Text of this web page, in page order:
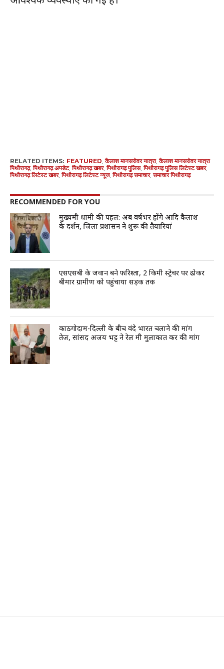
RELATED ITEMS: FEATURED,कैलाश मानसरोवर यात्रा,कैलाश मानसरोवर यात्रा
पिथौरागढ़,पिथौरागढ़ अपडेट,पिथौरागढ़ खबर,पिथौरागढ़ पुलिस,पिथौरागढ़ पुलिस लिटेस्ट खबर,
पिथौरागढ़ लिटेस्ट खबर,पिथौरागढ़ लिटेस्ट न्यूज,पिथौरागढ़ समाचार,समाचार पिथौरागढ़
RECOMMENDED FOR YOU
मुख्यमंत्री धामी की पहल: अब वर्षभर होंगे आदि कैलाश
के दर्शन, जिला प्रशासन ने शुरू की तैयारियां
एसएसबी के जवान बने फरिश्ता, 2 किमी स्ट्रेचर पर ढोकर
बीमार ग्रामीण को पहुंचाया सड़क तक
काठगोदाम-दिल्ली के बीच वंदे भारत चलाने की मांग
तेज, सांसद अजय भट्ट ने रेल मंत्री मुलाकात कर की मांग